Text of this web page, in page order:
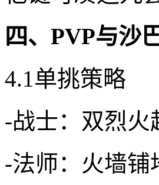
四、PVP与沙
4.1单挑策略
-战士：双烈
-法师：火墙